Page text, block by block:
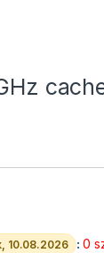
10.08.2026 : 0